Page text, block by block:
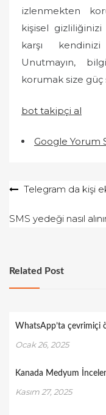
izlenmekten
kişisel gizliliğinizi
karşı
Unutmayın,
korumak size güç
bot takipçi al
Google Yorum
YazıTelegram da kişi
SMS yedeği nasıl
Related Post
WhatsApp’ta çevrimiçi
Ocak 26, 2025
Kanada Medyum
Kasım 27, 2025